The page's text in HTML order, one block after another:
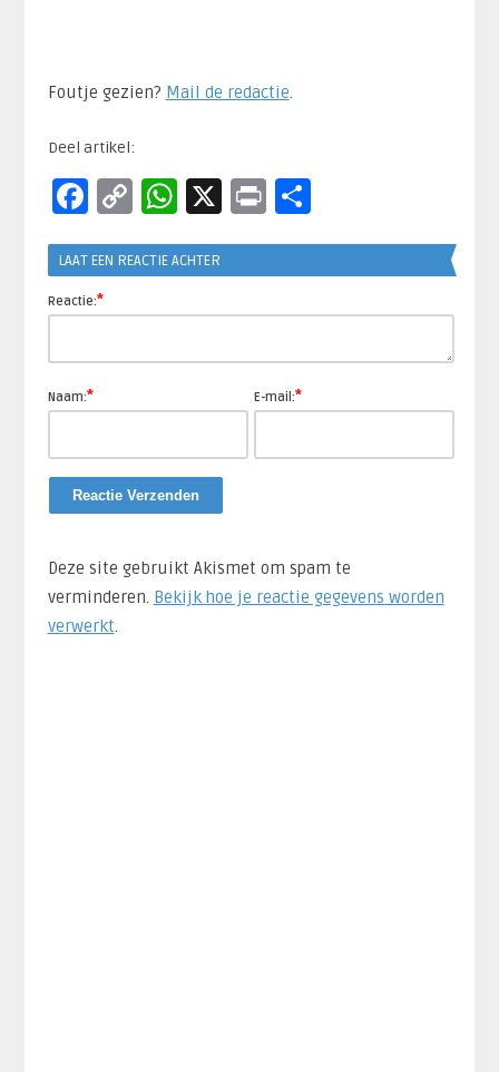
Foutje gezien? Mail de redactie.​
Deel artikel:
Facebook
CopyWhatsApp
X PrintDelen
LAAT EEN REACTIE ACHTER
Reactie:*
Naam:* E-mail:*
Deze site gebruikt Akismet om spam te
verminderen. Bekijk hoe je reactie gegevens worden
verwerkt.